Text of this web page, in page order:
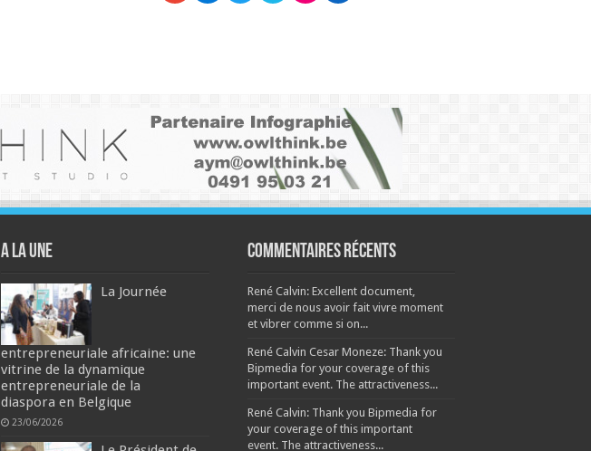
A la une
La Journée
entrepreneuriale africaine: une
vitrine de la dynamique
entrepreneuriale de la
diaspora en Belgique
23/06/2026
Commentaires récents
René Calvin: Excellent document,
merci de nous avoir fait vivre moment
et vibrer comme si on...
René Calvin Cesar Moneze: Thank you
Bipmedia for your coverage of this
important event. The attractiveness...
René Calvin: Thank you Bipmedia for
your coverage of this important
event. The attractiveness...